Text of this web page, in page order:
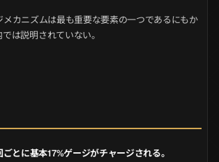
メカニズムは最も重要な要素の一つであるにもか
は説明されていない。
とに基本17%ゲージがチャージされる。